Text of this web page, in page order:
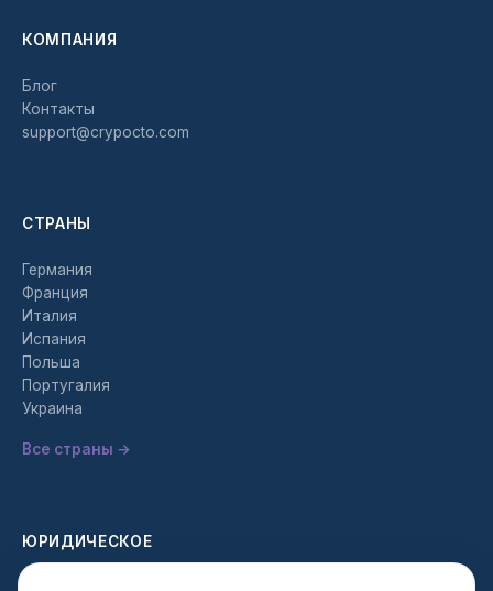
КОМПАНИЯ
Блог
Контакты
support@crypocto.com
СТРАНЫ
Германия
Франция
Италия
Испания
Польша
Португалия
Украина
Все страны →
ЮРИДИЧЕСКОЕ